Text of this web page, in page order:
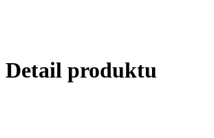
Detail produktu